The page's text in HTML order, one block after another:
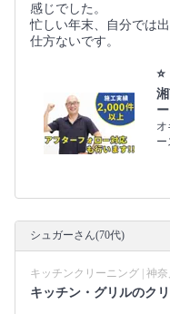
感じでした。
忙しい年末、自分では
仕方ないです。
ー
シュガーさん(70代)
キッチンクリーニング | 神奈
キッチン・グリルのク